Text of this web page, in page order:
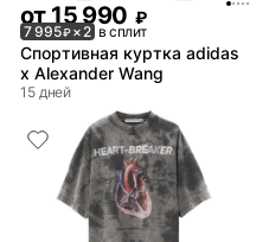
от15 990 ₽
7 995₽× 2 в сплит
Спортивная куртка adidas
x Alexander Wang
15 дней